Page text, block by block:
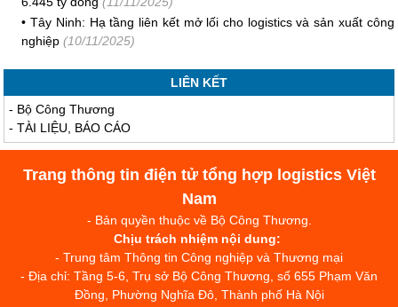
•Tây Ninh: Hạ tầng liên kết mở lối cho logistics và sản xuất công
nghiệp (10/11/2025)
LIÊN KẾT
- Bộ Công Thương
-TÀI LIỆU, BÁO CÁO
Trang thông tin điện tử tổng hợp logistics Việt
Nam
- Bản quyền thuộc về Bộ Công Thương.
Chịu trách nhiệm nội dung:
- Trung tâm Thông tin Công nghiệp và Thương mại
- Địa chỉ: Tầng 5-6, Trụ sở Bộ Công Thương, số 655 Phạm Văn
Đồng, Phường Nghĩa Đô, Thành phố Hà Nội